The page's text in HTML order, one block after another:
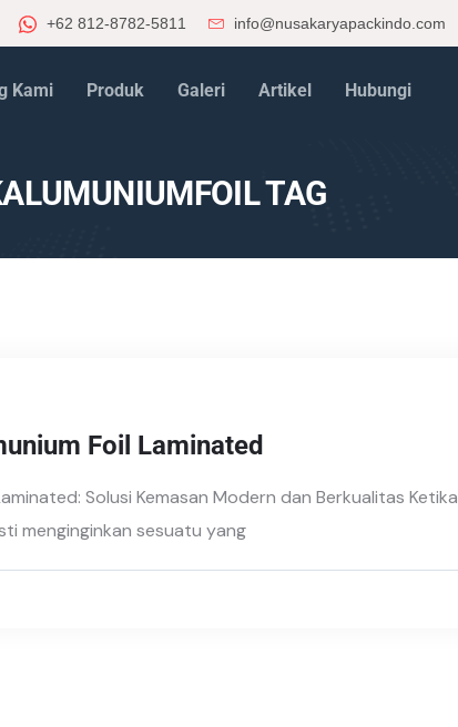
+62 812-8782-5811 info@nusakaryapackindo.com
Kami Produk Galeri Artikel Hubungi
TAG
Foil Laminated
Solusi Kemasan Modern dan Berkualitas Ketika
menginginkan sesuatu yang